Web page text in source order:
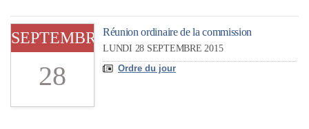
SEPTEMBRE
28
Réunion ordinaire de la commission
LUNDI 28 SEPTEMBRE 2015
Ordre du jour